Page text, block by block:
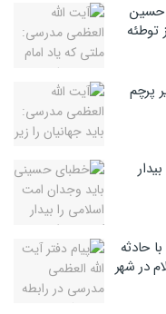
حسین
توطئه
پرچم
حادثه
در شهر